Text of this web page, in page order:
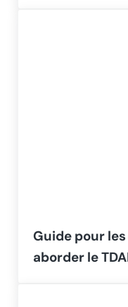
Guide pour
aborder le